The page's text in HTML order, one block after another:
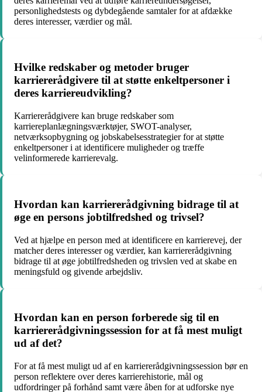
personlighedstests og dybdegående samtaler for at afdække
deres interesser, værdier og mål.
Hvilke redskaber og metoder bruger
karriererådgivere til at støtte enkeltpersoner i
deres karriereudvikling?
Karriererådgivere kan bruge redskaber som
karriereplanlægningsværktøjer, SWOT-analyser,
netværksopbygning og jobskabelsesstrategier for at støtte
enkeltpersoner i at identificere muligheder og træffe
velinformerede karrierevalg.
Hvordan kan karriererådgivning bidrage til at
øge en persons jobtilfredshed og trivsel?
Ved at hjælpe en person med at identificere en karrierevej, der
matcher deres interesser og værdier, kan karriererådgivning
bidrage til at øge jobtilfredsheden og trivslen ved at skabe en
meningsfuld og givende arbejdsliv.
Hvordan kan en person forberede sig til en
karriererådgivningssession for at få mest muligt
ud af det?
For at få mest muligt ud af en karriererådgivningssession bør en
person reflektere over deres karrierehistorie, mål og
udfordringer på forhånd samt være åben for at udforske nye